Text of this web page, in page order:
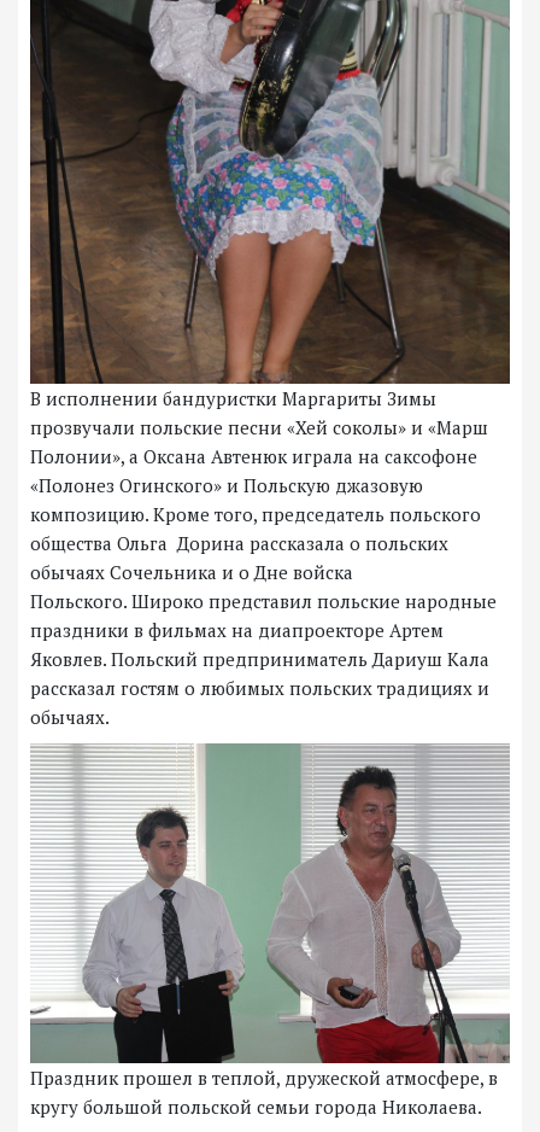
В исполнении бандуристки Маргариты Зимы
прозвучали польские песни «Хей соколы» и «Марш
Полонии», а Оксана Автенюк играла на саксофоне
«Полонез Огинского» и Польскую джазовую
композицию. Кроме того, председатель польского
общества Ольга Дорина рассказала о польских
обычаях Сочельника и о Дне войска
Польского. Широко представил польские народные
праздники в фильмах на диапроекторе Артем
Яковлев. Польский предприниматель Дариуш Кала
рассказал гостям о любимых польских традициях и
обычаях.
Праздник прошел в теплой, дружеской атмосфере, в
кругу большой польской семьи города Николаева.